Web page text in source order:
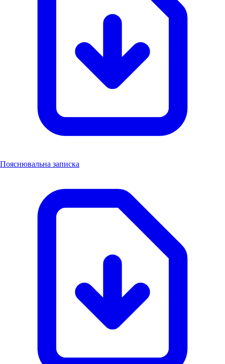
Пояснювальна записка